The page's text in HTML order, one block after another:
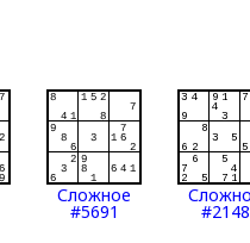
Сложное
#5691 #2148